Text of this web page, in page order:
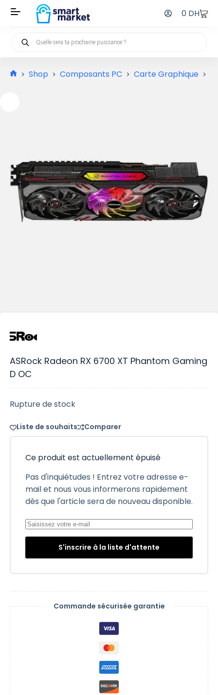
0 DH
Shop Composants PC Carte Graphique
ASRock Radeon RX 6700 XT Phantom Gaming
D OC
Rupture de stock
Liste de souhaits Comparer
Ce produit est actuellement épuisé
Pas d'inquiétudes ! Entrez votre adresse e-
mail et nous vous informerons rapidement
dès que l'article sera de nouveau disponible.
S'inscrire à la liste d'attente
Commande sécurisée garantie